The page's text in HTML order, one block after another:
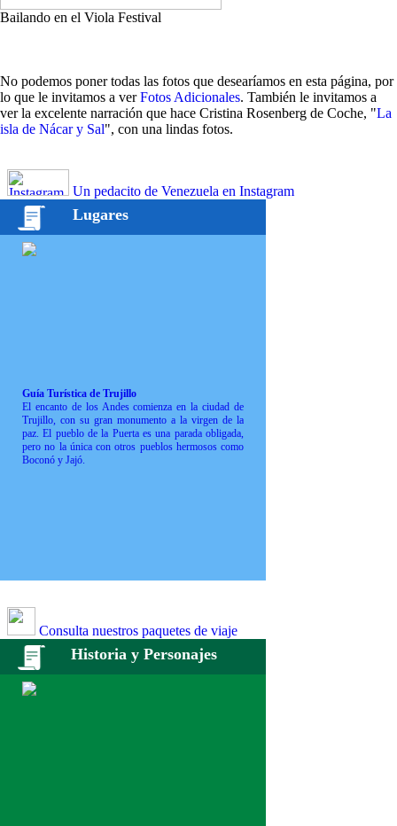
Bailando en el Viola Festival
No podemos poner todas las fotos que desearíamos en esta página, por
lo que le invitamos a verFotos Adicionales. También le invitamos a
ver la excelente narración que hace Cristina Rosenberg de Coche, "La
isla de Nácar y Sal", con una lindas fotos.
Un pedacito de Venezuela en Instagram
Lugares
Guía Turística de Trujillo
El encanto de los Andes comienza en la ciudad de
Trujillo, con su gran monumento a la virgen de la
paz. El pueblo de la Puerta es una parada obligada,
pero no la única con otros pueblos hermosos como
Boconó y Jajó.
Consulta nuestros paquetes de viaje
Historia y Personajes